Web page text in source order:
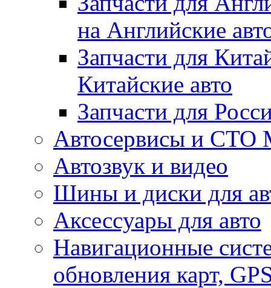
на Английские
Запчасти для
Китайские авто
Запчасти для
Автосервисы и СТО
Автозвук и видео
Шины и диски для
Аксесcуары для авто
Навигационные
обновления карт,